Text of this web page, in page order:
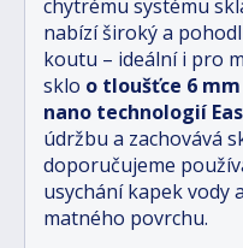
chytrému systému
nabízí široký a
koutu – ideální i pro
sklo o tloušťce 6 mm
nano technologií
údržbu a zachovává
doporučujeme
usychání kapek vody
matného povrchu.